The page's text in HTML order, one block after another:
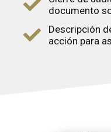
documento
Descripción
acción para